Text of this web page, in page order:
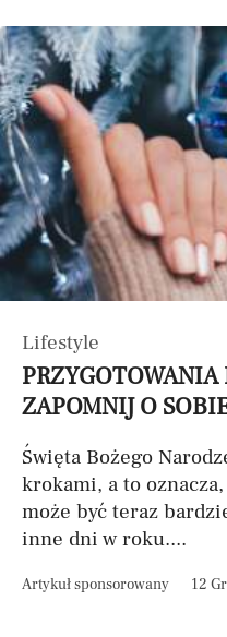
Lifestyle
ZAPOMNIJ O
Święta Bożego
krokami, a to
może być teraz
inne dni w roku....
Artykuł sponsorowany 12